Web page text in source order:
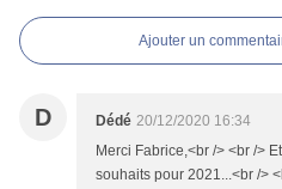
Ajouter un
D Dédé 20/12/2020 16:34
Merci Fabrice,<br /> <br />
souhaits pour 2021...<br />